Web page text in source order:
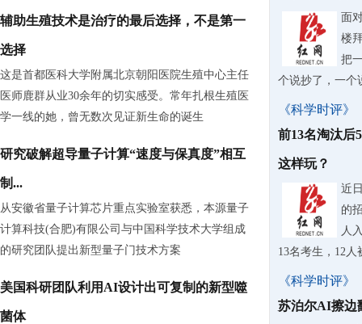
辅助生殖技术是治疗的最后选择，不是第一
选择
这是首都医科大学附属北京朝阳医院生殖中心主任
医师鹿群从业30余年的切实感受。常年扎根生殖医
学一线的她，曾无数次见证新生命的诞生
研究破解超导量子计算“速度与保真度”相互
制...
从安徽省量子计算芯片重点实验室获悉，本源量子
计算科技(合肥)有限公司与中国科学技术大学组成
的研究团队提出新型量子门技术方案
美国科研团队利用AI设计出可复制的新型噬
菌体
面
楼
把
个说抄了，一个
《科学时评》
前13名淘汰后
这样玩？
近
的
人
13名考生，12人
《科学时评》
苏泊尔AI擦边